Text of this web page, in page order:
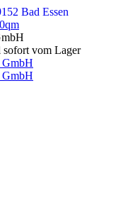
Bad Essen
sofort vom Lager